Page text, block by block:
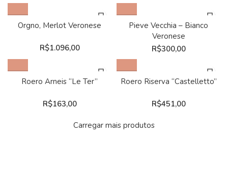
Orgno, Merlot Veronese
R$1.096,00
Pieve Vecchia – Bianco
Veronese
R$300,00
Roero Arneis “Le Ter”
R$163,00
Roero Riserva “Castelletto”
R$451,00
Carregar mais produtos